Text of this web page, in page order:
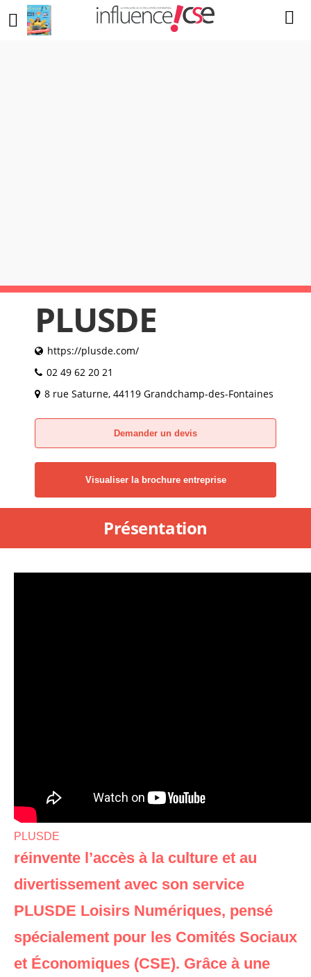
PLUSDE
https://plusde.com/
02 49 62 20 21
8 rue Saturne, 44119 Grandchamp-des-Fontaines
Demander un devis
Visualiser la brochure entreprise
Présentation
PLUSDE
réinvente l’accès à la culture et au
divertissement avec son service
PLUSDE Loisirs Numériques, pensé
spécialement pour les Comités Sociaux
et Économiques (CSE). Grâce à une